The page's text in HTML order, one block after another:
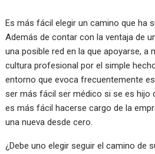
Es más fácil elegir un camino que ha
Además de contar con la ventaja de
una posible red en la que apoyarse, a
cultura profesional por el simple
entorno que evoca frecuentemente
ser más fácil ser médico si se es hijo
es más fácil hacerse cargo de la
una nueva desde cero.
¿Debe uno elegir seguir el camino de